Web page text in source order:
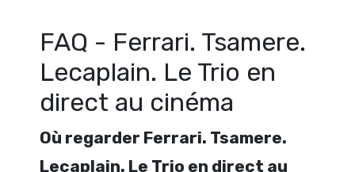
FAQ - Ferrari. Tsamere.
Lecaplain. Le Trio en
direct au cinéma
Où regarder Ferrari. Tsamere.
Lecaplain. Le Trio en direct au